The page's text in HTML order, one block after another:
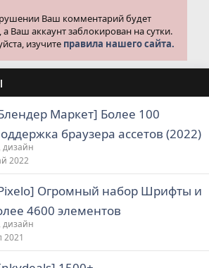
Ваш комментарий будет
а Ваш аккаунт заблокирован на сутки.
изучите правила нашего сайта.
Маркет] Более 100
браузера ассетов (2022)
дизайн
2022
Огромный набор Шрифты и
4600 элементов
дизайн